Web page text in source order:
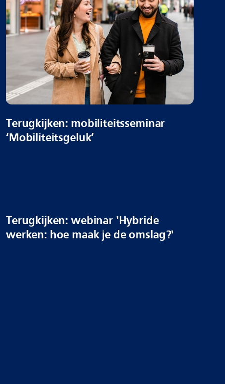
Terugkijken: mobiliteitsseminar
‘Mobiliteitsgeluk’
Terugkijken: webinar 'Hybride
werken: hoe maak je de omslag?'